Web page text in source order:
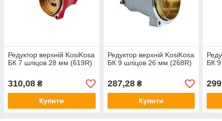
Редуктор верхній KosiKosa
БК 7 шліцов 28 мм (619R)
310,08 ₴
Купити
Редуктор верхній KosiKosa
БК 9 шліцов 26 мм (268R)
287,28₴
Купити
БК